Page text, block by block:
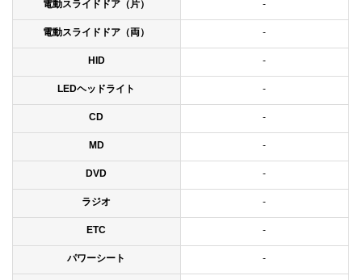
電動スライドドア（片） -
電動スライドドア（両） -
HID -
LEDヘッドライト -
CD -
MD -
DVD -
ラジオ -
ETC -
パワーシート -